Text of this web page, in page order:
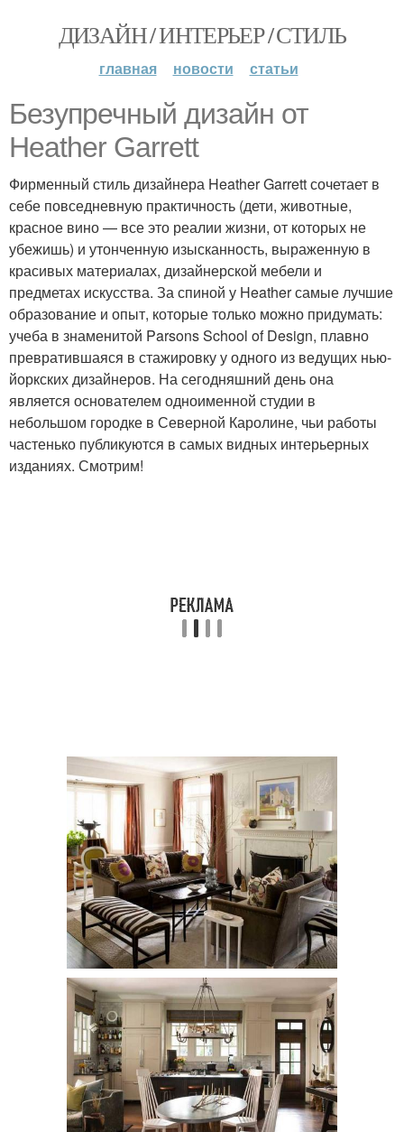
ДИЗАЙН / ИНТЕРЬЕР / СТИЛЬ
главная новости статьи
Безупречный дизайн от
Heather Garrett
Фирменный стиль дизайнера Heather Garrett сочетает в
себе повседневную практичность (дети, животные,
красное вино — все это реалии жизни, от которых не
убежишь) и утонченную изысканность, выраженную в
красивых материалах, дизайнерской мебели и
предметах искусства. За спиной у Heather самые лучшие
образование и опыт, которые только можно придумать:
учеба в знаменитой Parsons School of Design, плавно
превратившаяся в стажировку у одного из ведущих нью-
йоркских дизайнеров. На сегодняшний день она
является основателем одноименной студии в
небольшом городке в Северной Каролине, чьи работы
частенько публикуются в самых видных интерьерных
изданиях. Смотрим!